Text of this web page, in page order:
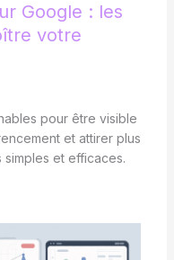
Google : les
votre
pour être visible
et attirer plus
et efficaces.